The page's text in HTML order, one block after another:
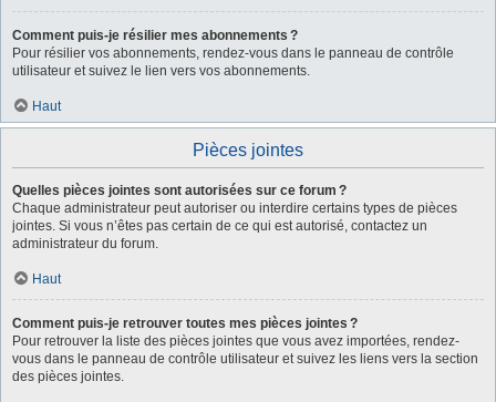
Comment puis-je résilier mes abonnements ?
Pour résilier vos abonnements, rendez-vous dans le panneau de contrôle
utilisateur et suivez le lien vers vos abonnements.
Haut
Pièces jointes
Quelles pièces jointes sont autorisées sur ce forum ?
Chaque administrateur peut autoriser ou interdire certains types de pièces
jointes. Si vous n’êtes pas certain de ce qui est autorisé, contactez un
administrateur du forum.
Haut
Comment puis-je retrouver toutes mes pièces jointes ?
Pour retrouver la liste des pièces jointes que vous avez importées, rendez-
vous dans le panneau de contrôle utilisateur et suivez les liens vers la section
des pièces jointes.